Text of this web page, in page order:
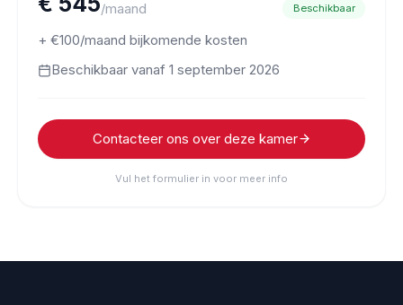
/maand Beschikbaar
+ €100/maand bijkomende kosten
Beschikbaar vanaf 1 september 2026
Contacteer ons over deze kamer
Vul het formulier in voor meer info